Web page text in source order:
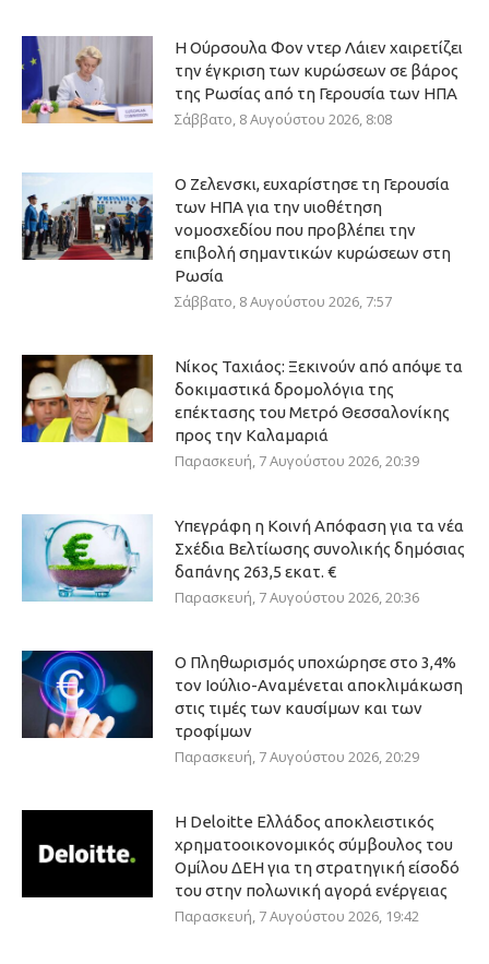
Η Ούρσουλα Φον ντερ Λάιεν χαιρετίζει
την έγκριση των κυρώσεων σε βάρος
της Ρωσίας από τη Γερουσία των ΗΠΑ
Σάββατο, 8 Αυγούστου 2026, 8:08
Ο Ζελενσκι, ευχαρίστησε τη Γερουσία
των ΗΠΑ για την υιοθέτηση
νομοσχεδίου που προβλέπει την
επιβολή σημαντικών κυρώσεων στη
Ρωσία
Σάββατο, 8 Αυγούστου 2026, 7:57
Νίκος Ταχιάος: Ξεκινούν από απόψε τα
δοκιμαστικά δρομολόγια της
επέκτασης του Μετρό Θεσσαλονίκης
προς την Καλαμαριά
Παρασκευή, 7 Αυγούστου 2026, 20:39
Υπεγράφη η Κοινή Απόφαση για τα νέα
Σχέδια Βελτίωσης συνολικής δημόσιας
δαπάνης 263,5 εκατ. €
Παρασκευή, 7 Αυγούστου 2026, 20:36
Ο Πληθωρισμός υποχώρησε στο 3,4%
τον Ιούλιο-Αναμένεται αποκλιμάκωση
στις τιμές των καυσίμων και των
τροφίμων
Παρασκευή, 7 Αυγούστου 2026, 20:29
Η Deloitte Ελλάδος αποκλειστικός
χρηματοοικονομικός σύμβουλος του
Ομίλου ΔΕΗ για τη στρατηγική είσοδό
του στην πολωνική αγορά ενέργειας
Παρασκευή, 7 Αυγούστου 2026, 19:42